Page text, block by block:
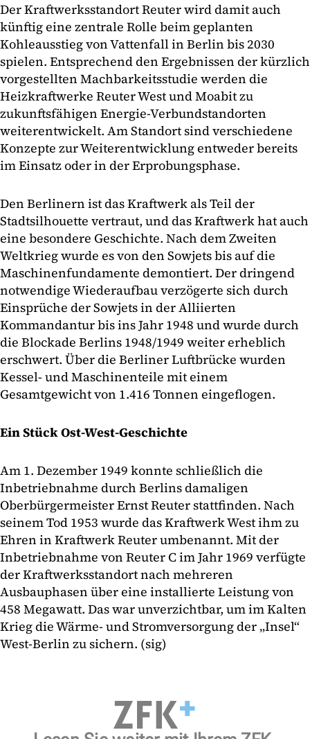
Der Kraftwerksstandort Reuter wird damit auch
künftig eine zentrale Rolle beim geplanten
Kohleausstieg von Vattenfall in Berlin bis 2030
spielen. Entsprechend den Ergebnissen der kürzlich
vorgestellten Machbarkeitsstudie werden die
Heizkraftwerke Reuter West und Moabit zu
zukunftsfähigen Energie-Verbundstandorten
weiterentwickelt. Am Standort sind verschiedene
Konzepte zur Weiterentwicklung entweder bereits
im Einsatz oder in der Erprobungsphase.
Den Berlinern ist das Kraftwerk als Teil der
Stadtsilhouette vertraut, und das Kraftwerk hat auch
eine besondere Geschichte. Nach dem Zweiten
Weltkrieg wurde es von den Sowjets bis auf die
Maschinenfundamente demontiert. Der dringend
notwendige Wiederaufbau verzögerte sich durch
Einsprüche der Sowjets in der Alliierten
Kommandantur bis ins Jahr 1948 und wurde durch
die Blockade Berlins 1948/1949 weiter erheblich
erschwert. Über die Berliner Luftbrücke wurden
Kessel- und Maschinenteile mit einem
Gesamtgewicht von 1.416 Tonnen eingeflogen.
Ein Stück Ost-West-Geschichte
Am 1. Dezember 1949 konnte schließlich die
Inbetriebnahme durch Berlins damaligen
Oberbürgermeister Ernst Reuter stattfinden. Nach
seinem Tod 1953 wurde das Kraftwerk West ihm zu
Ehren in Kraftwerk Reuter umbenannt. Mit der
Inbetriebnahme von Reuter C im Jahr 1969 verfügte
der Kraftwerksstandort nach mehreren
Ausbauphasen über eine installierte Leistung von
458 Megawatt. Das war unverzichtbar, um im Kalten
Krieg die Wärme- und Stromversorgung der „Insel“
West-Berlin zu sichern. (sig)